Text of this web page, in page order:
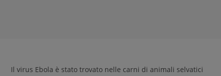
Il virus Ebola è stato trovato nelle carni di animali selvatici